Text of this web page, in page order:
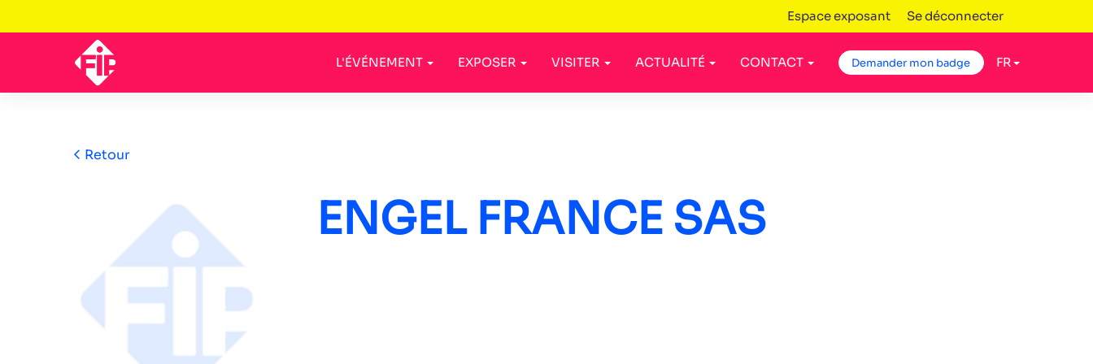
Espace exposant Se déconnecter
L'ÉVÉNEMENT EXPOSER VISITER ACTUALITÉ CONTACT Demander mon badge FR
Retour
ENGEL FRANCE SAS